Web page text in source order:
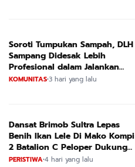
Soroti Tumpukan Sampah, DLH
Sampang Didesak Lebih
Profesional dalam Jalankan
Tugas
KOMUNITAS•3 hari yang lalu
Dansat Brimob Sultra Lepas
Benih Ikan Lele Di Mako Kompi
2 Batalion C Peloper Dukung
ketahanan Pangan Nasional
PERISTIWA•4 hari yang lalu